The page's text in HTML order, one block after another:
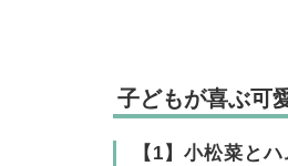
子どもが喜ぶ可
【1】小松菜と